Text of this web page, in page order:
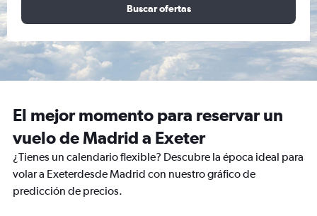
Buscar ofertas
El mejor momento para reservar un
vuelo de Madrid a Exeter
¿Tienes un calendario flexible? Descubre la época ideal para
volar a Exeterdesde Madrid con nuestro gráfico de
predicción de precios.